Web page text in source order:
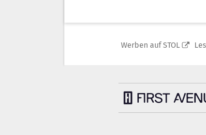
Werben auf STOL